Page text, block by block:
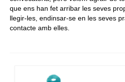
que ens han fet arribar les seves
llegir-les, endinsar-se en les seves
contacte amb elles.